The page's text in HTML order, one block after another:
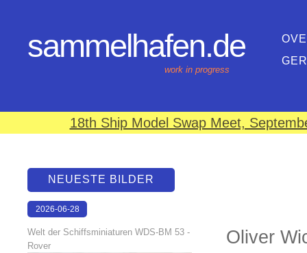
sammelhafen.de
work in progress
18th Ship Model Swap Meet,
Oliver
NEUESTE BILDER
2026-06-28
Welt der Schiffsminiaturen WDS-BM 53 -
Rover